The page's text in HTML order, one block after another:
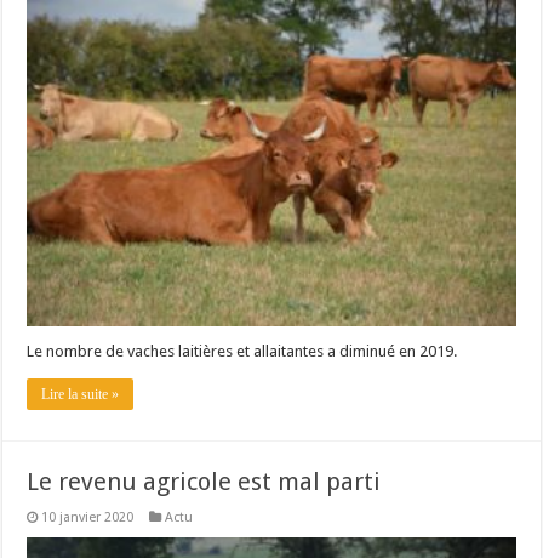
Un été fructueux pour Lactalis
Le nombre de vaches laitières et allaitantes a diminué en 2019.
Lire la suite »
Le revenu agricole est mal parti
10 janvier 2020 Actu